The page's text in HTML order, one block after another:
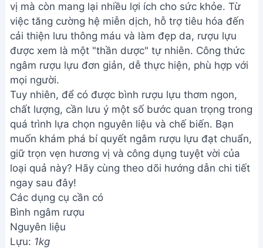
vị mà còn mang lại nhiều lợi ích cho sức khỏe. Từ
việc tăng cường hệ miễn dịch, hỗ trợ tiêu hóa đến
cải thiện lưu thông máu và làm đẹp da, rượu lựu
được xem là một "thần dược" tự nhiên. Công thức
ngâm rượu lựu đơn giản, dễ thực hiện, phù hợp với
mọi người.
Tuy nhiên, để có được bình rượu lựu thơm ngon,
chất lượng, cần lưu ý một số bước quan trọng trong
quá trình lựa chọn nguyên liệu và chế biến. Bạn
muốn khám phá bí quyết ngâm rượu lựu đạt chuẩn,
giữ trọn vẹn hương vị và công dụng tuyệt vời của
loại quả này? Hãy cùng theo dõi hướng dẫn chi tiết
ngay sau đây!
Các dụng cụ cần có
Bình ngâm rượu
Nguyên liệu
Lựu: 1kg